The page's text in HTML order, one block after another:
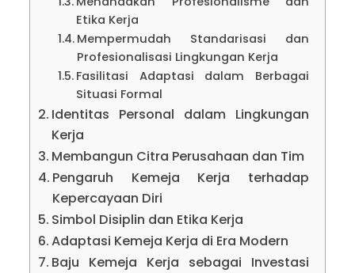
Etika Kerja
Mempermudah Standarisasi dan
Profesionalisasi Lingkungan Kerja
Fasilitasi Adaptasi dalam Berbagai
Situasi Formal
Identitas Personal dalam Lingkungan
Kerja
Membangun Citra Perusahaan dan Tim
Pengaruh Kemeja Kerja terhadap
Kepercayaan Diri
Simbol Disiplin dan Etika Kerja
Adaptasi Kemeja Kerja di Era Modern
Baju Kemeja Kerja sebagai Investasi